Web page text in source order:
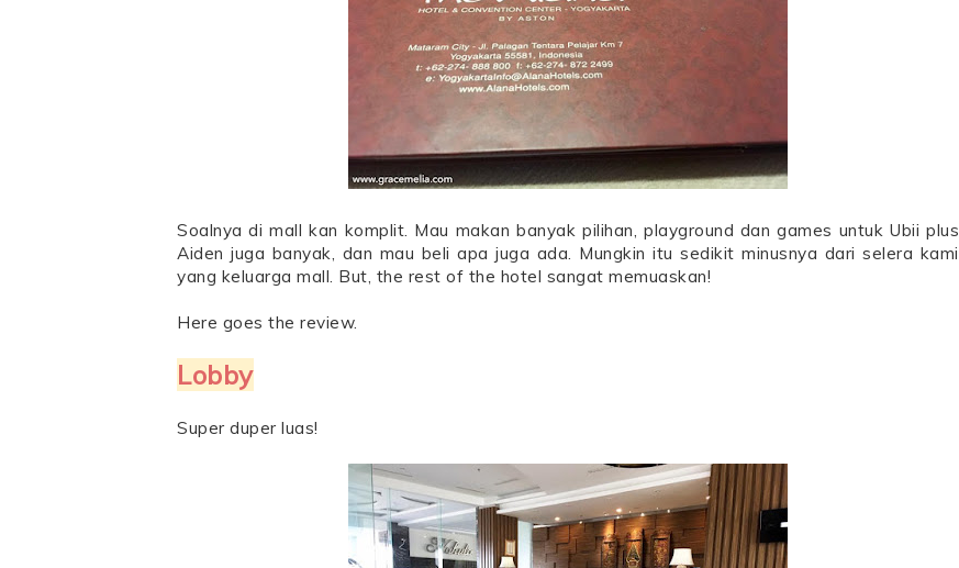
Soalnya di mall kan komplit. Mau makan banyak pilihan, playground dan games untuk Ubii plus
Aiden juga banyak, dan mau beli apa juga ada. Mungkin itu sedikit minusnya dari selera kami
yang keluarga mall. But, the rest of the hotel sangat memuaskan!
Here goes the review.
Lobby
Super duper luas!